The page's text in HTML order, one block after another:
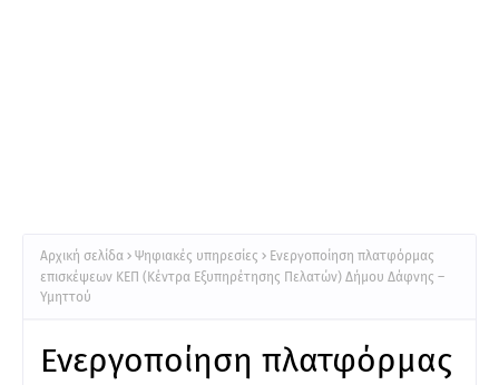
Αρχική σελίδα Ψηφιακές υπηρεσίες
Ενεργοποίηση πλατφόρμας
επισκέψεων ΚΕΠ (Κέντρα Εξυπηρέτησης Πελατών) Δήμου Δάφνης –
Υμηττού
Ενεργοποίηση πλατφόρμας